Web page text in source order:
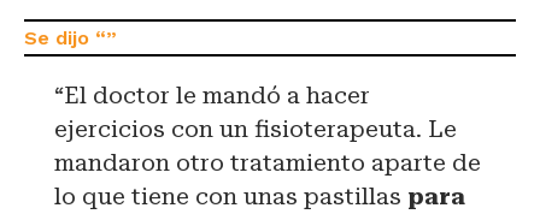
“El doctor le mandó a hacer
ejercicios con un fisioterapeuta. Le
mandaron otro tratamiento aparte de
lo que tiene con unas pastillas para